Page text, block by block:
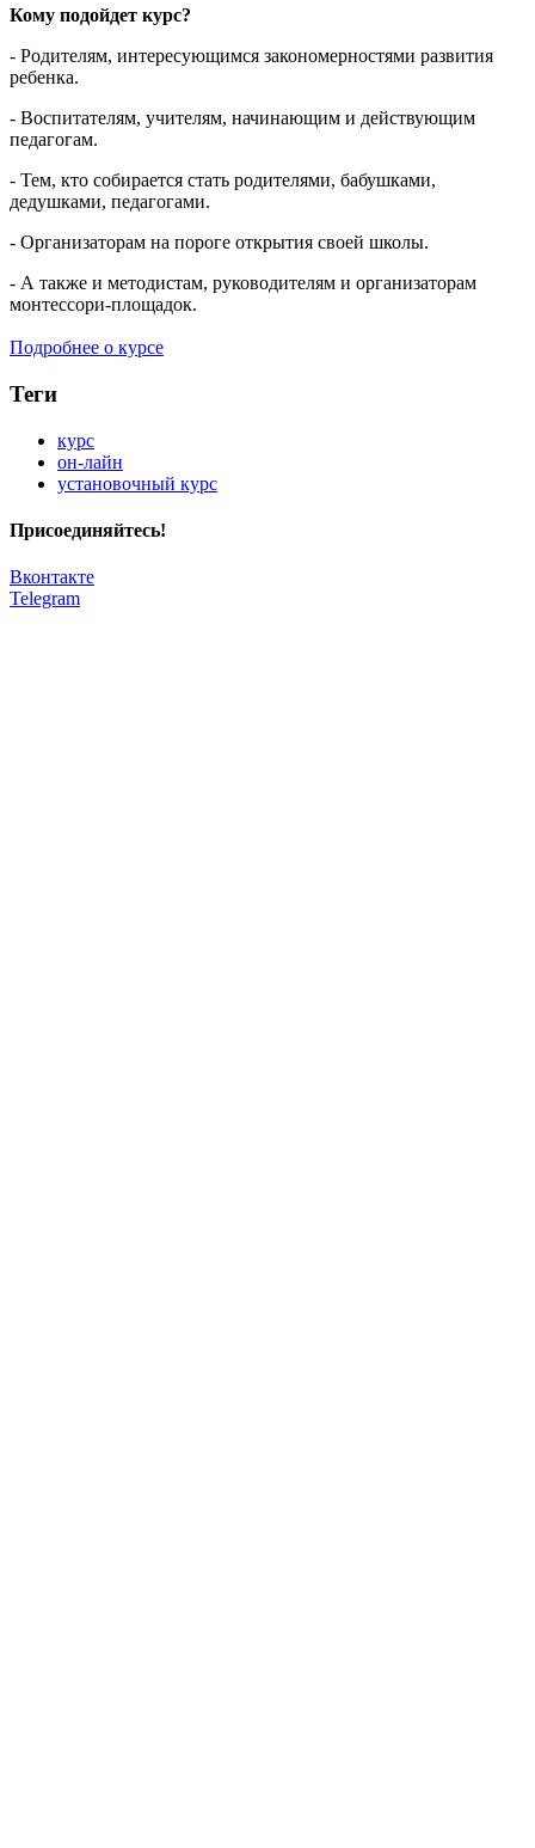
Кому подойдет курс?
- Родителям, интересующимся закономерностями развития
ребенка.
- Воспитателям, учителям, начинающим и действующим
педагогам.
- Тем, кто собирается стать родителями, бабушками,
дедушками, педагогами.
- Организаторам на пороге открытия своей школы.
- А также и методистам, руководителям и организаторам
монтессори-площадок.
Подробнее о курсе
Теги
курс
он-лайн
установочный курс
Присоединяйтесь!
Вконтакте
Telegram